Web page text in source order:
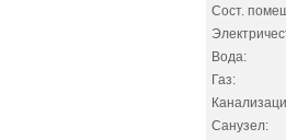
Сост.
Вода:
Газ:
Санузел: